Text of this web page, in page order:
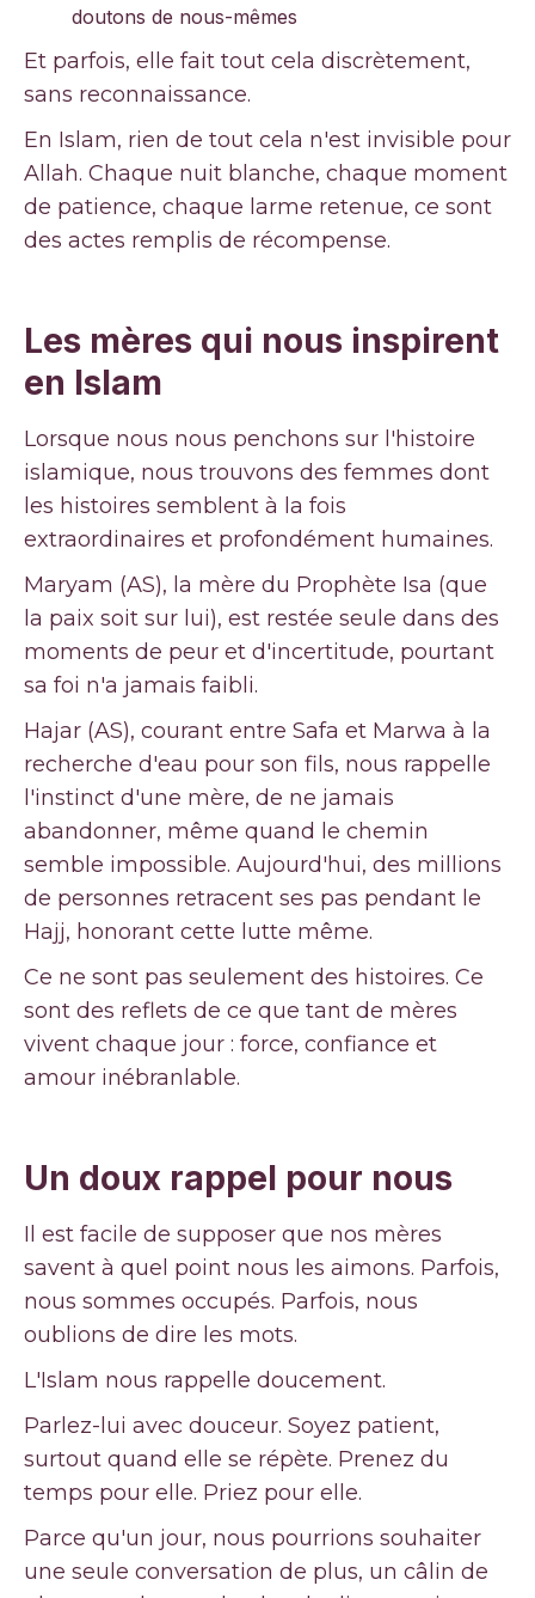
doutons de nous-mêmes
Et parfois, elle fait tout cela discrètement,
sans reconnaissance.
En Islam, rien de tout cela n'est invisible pour
Allah. Chaque nuit blanche, chaque moment
de patience, chaque larme retenue, ce sont
des actes remplis de récompense.
Les mères qui nous inspirent
en Islam
Lorsque nous nous penchons sur l'histoire
islamique, nous trouvons des femmes dont
les histoires semblent à la fois
extraordinaires et profondément humaines.
Maryam (AS), la mère du Prophète Isa (que
la paix soit sur lui), est restée seule dans des
moments de peur et d'incertitude, pourtant
sa foi n'a jamais faibli.
Hajar (AS), courant entre Safa et Marwa à la
recherche d'eau pour son fils, nous rappelle
l'instinct d'une mère, de ne jamais
abandonner, même quand le chemin
semble impossible. Aujourd'hui, des millions
de personnes retracent ses pas pendant le
Hajj, honorant cette lutte même.
Ce ne sont pas seulement des histoires. Ce
sont des reflets de ce que tant de mères
vivent chaque jour : force, confiance et
amour inébranlable.
Un doux rappel pour nous
Il est facile de supposer que nos mères
savent à quel point nous les aimons. Parfois,
nous sommes occupés. Parfois, nous
oublions de dire les mots.
L'Islam nous rappelle doucement.
Parlez-lui avec douceur. Soyez patient,
surtout quand elle se répète. Prenez du
temps pour elle. Priez pour elle.
Parce qu'un jour, nous pourrions souhaiter
une seule conversation de plus, un câlin de